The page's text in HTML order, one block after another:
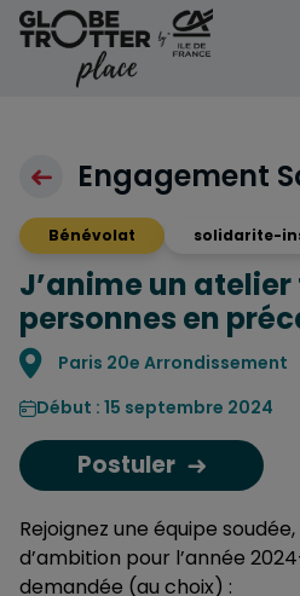
Aller au contenu
Engagement
Bénévolat solidarite-
J’anime un
personnes en
Localisation
Paris 20e Arrondissement
Début : 15 septembre 2024
Postuler
Rejoignez une équipe
d’ambition pour l’année
demandée (au choix) :